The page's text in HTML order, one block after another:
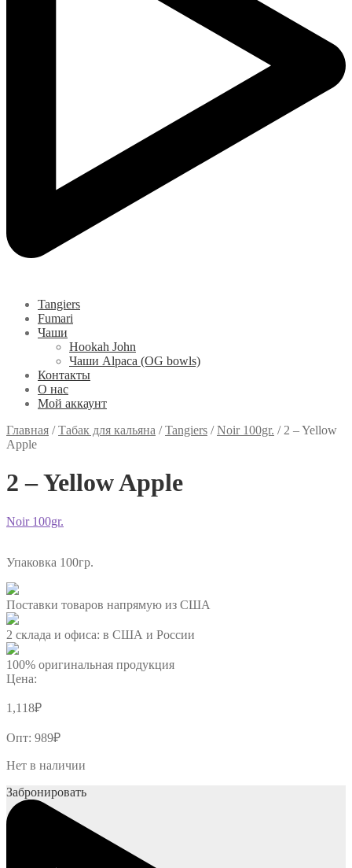
Tangiers
Fumari
Чаши
Hookah John
Чаши Alpaca (OG bowls)
Контакты
О нас
Мой аккаунт
Главная /Табак для кальяна /Tangiers /Noir 100gr. / 2 – Yellow
Apple
2 – Yellow Apple
Noir 100gr.
Упаковка 100гр.
Поставки товаров напрямую из США
2 склада и офиса: в США и России
100% оригинальная продукция
Цена:
1,118₽
Опт: 989₽
Нет в наличии
Забронировать